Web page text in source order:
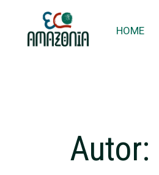
HOME
Autor: